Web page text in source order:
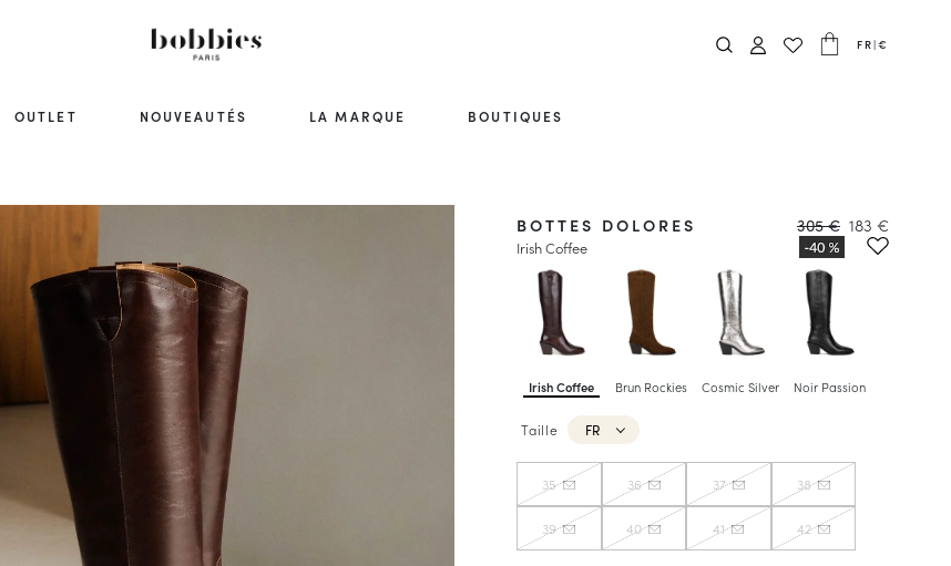
FR|€
OUTLET NOUVEAUTÉS LA MARQUE BOUTIQUES
Irish Coffee Brun Rockies Cosmic Silver Noir Passion
BOTTES DOLORES
Irish Coffee
305 € 183 €
Taille FR
35 36 37 38
39 40 41 42